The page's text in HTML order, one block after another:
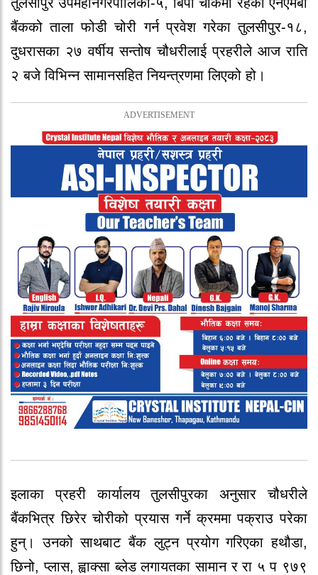
बैंकको ताला फोडी चोरी गर्न प्रवेश गरेका तुलसीपुर-१८,
दुधरासका २७ वर्षीय सन्तोष चौधरीलाई प्रहरीले आज राति
२ बजे विभिन्न सामानसहित नियन्त्रणमा लिएको हो।
इलाका प्रहरी कार्यालय तुलसीपुरका अनुसार चौधरीले
बैंकभित्र छिरेर चोरीको प्रयास गर्ने क्रममा पक्राउ परेका
हुन्। उनको साथबाट बैंक लुट्न प्रयोग गरिएका हथौडा,
छिनो, प्लास, ह्वाक्सा ब्लेड लगायतका सामान र रा ५ प ९७९